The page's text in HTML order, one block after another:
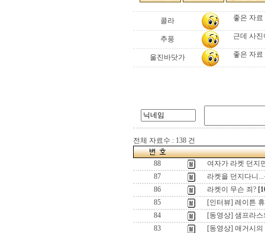
콜라 좋은 자
추풍 근데 사
울진바닷가 좋은 자
전체 자료수 : 138 건
88
여자가 라켓 던지
87
라켓을 던지다니
86
라켓이 무슨 죄?
85
[인터뷰] 레이튼
84
[동영상] 샘프라
83
[동영상] 애거시